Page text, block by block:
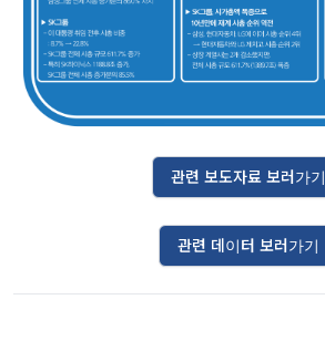
관련 보도자료 보러가기
관련 데이터 보러가기